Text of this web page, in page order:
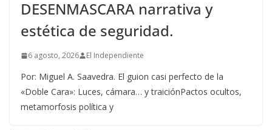
DESENMASCARA narrativa y
estética de seguridad.
6 agosto, 2026 El Independiente
Por: Miguel A. Saavedra. El guion casi perfecto de la
«Doble Cara»: Luces, cámara… y traiciónPactos ocultos,
metamorfosis política y